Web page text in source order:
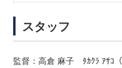
スタッフ
監督：高倉 麻子 ﾀｶｸﾗ ｱｻｺ